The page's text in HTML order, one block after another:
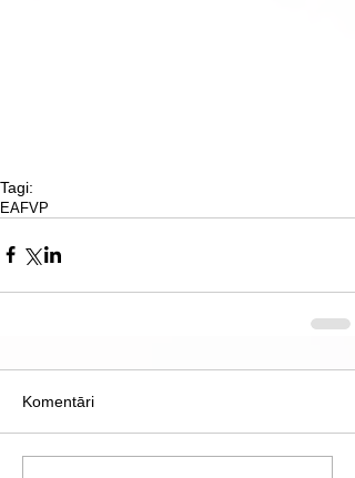
Tagi:
EAFVP
Komentāri